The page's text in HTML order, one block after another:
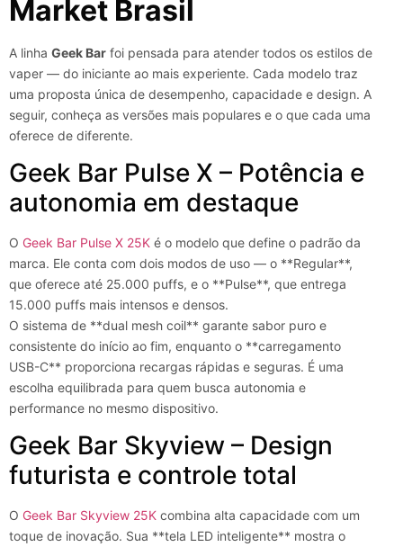
Market Brasil
A linha Geek Bar foi pensada para atender todos os estilos de
vaper — do iniciante ao mais experiente. Cada modelo traz
uma proposta única de desempenho, capacidade e design. A
seguir, conheça as versões mais populares e o que cada uma
oferece de diferente.
Geek Bar Pulse X – Potência e
autonomia em destaque
O Geek Bar Pulse X 25K é o modelo que define o padrão da
marca. Ele conta com dois modos de uso — o **Regular**,
que oferece até 25.000 puffs, e o **Pulse**, que entrega
15.000 puffs mais intensos e densos.
O sistema de **dual mesh coil** garante sabor puro e
consistente do início ao fim, enquanto o **carregamento
USB-C** proporciona recargas rápidas e seguras. É uma
escolha equilibrada para quem busca autonomia e
performance no mesmo dispositivo.
Geek Bar Skyview – Design
futurista e controle total
O Geek Bar Skyview 25K combina alta capacidade com um
toque de inovação. Sua **tela LED inteligente** mostra o